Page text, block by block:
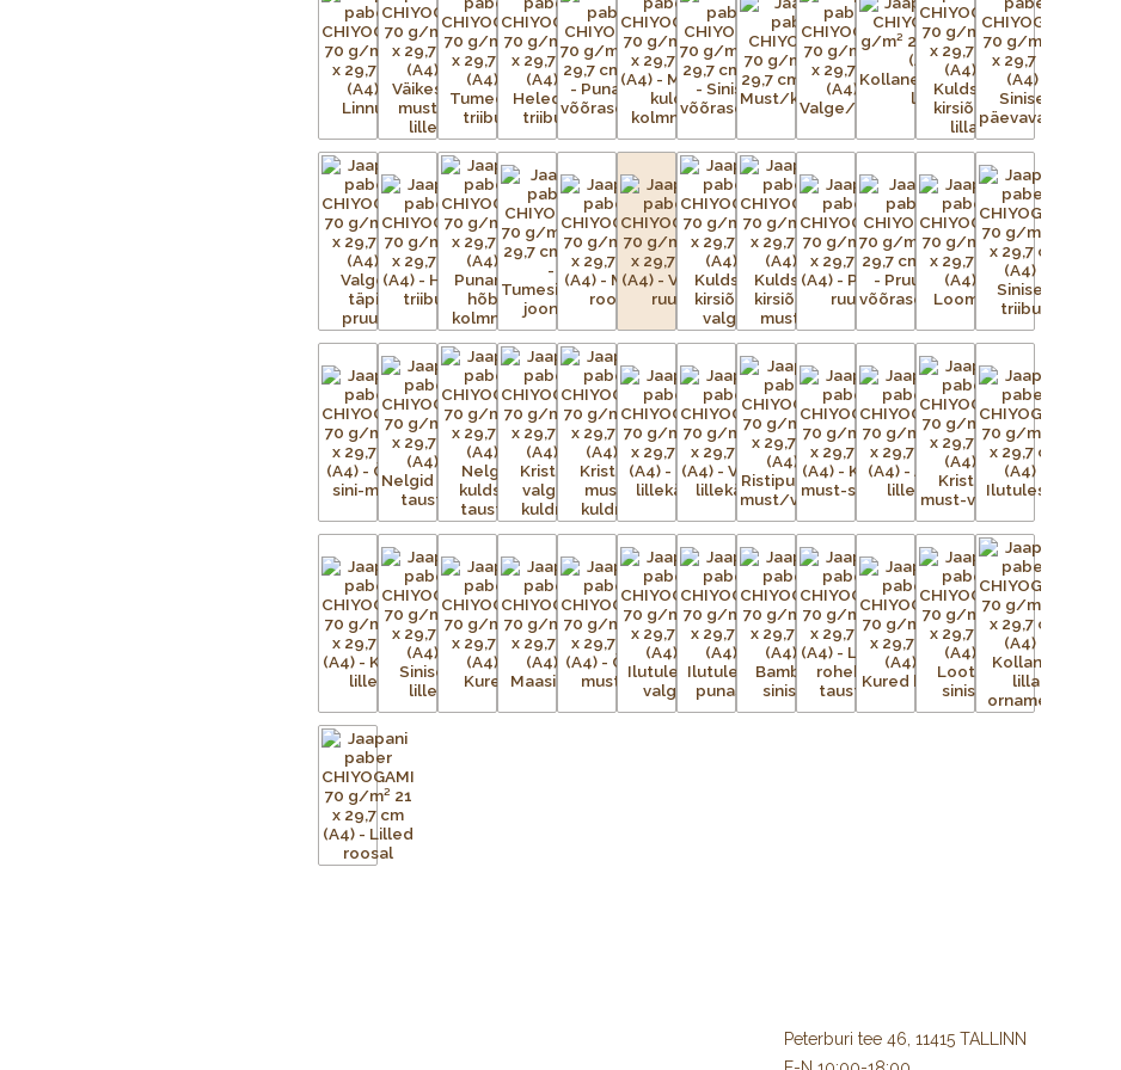
Iga Chiyogami lehe valmistamine on uskumatult töömahukas protsess. Esialgsest kujutisest
tuleb valmistada terve hulk mustriga trükivõrke, mis on terve paberilehe suurused, üks võrk
iga mustris nähtava värvi kohta.
Aluspaber liimitakse esmalt ajutiselt tasasele pinnale. Tänapäeval on kasutusel plast- ja
metallvõrgud. Metallraami peale pingutatud võrgule kantakse valgustundliku emulsiooni abil
trükitav kujutis. Trükivalmis raamid seadistatakse trükikarussellile – iga värv kantakse trükilauale
kinnitatud tootele eraldi. Soovitud kujutis on võrgus avatud, ülejäänud võrgu augud aga
kaetud. Värvi laialiajamiseks ja üleliigse värvi eemaldamiseks kasutatakse raaklit. Värv kuivab ja
kinnistub esemele kuivatustunnelis või lihtsalt õhu käes. Trükivärvid segatakse iga prindi jaoks
eritellimusel, nii et mõnikord ei ole värvid täpselt sellised nagu eelmisel partiil. Pärast värvi
pealekandmist paber kuivatatakse. Protsessi korratakse iga värvi puhul – kolm kuni 15 korda –
kuni mustrid on täielikult trükitud.
Peterburi tee 46, 11415 TALLINN